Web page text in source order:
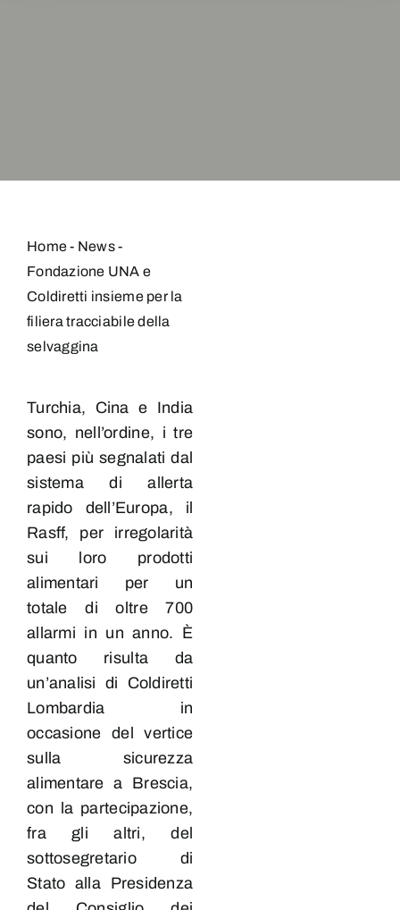
Home- News-
Fondazione UNA e
Coldiretti insieme per la
filiera tracciabile della
selvaggina
Turchia, Cina e India
sono, nell’ordine, i tre
paesi più segnalati dal
sistema di allerta
rapido dell’Europa, il
Rasff, per irregolarità
sui loro prodotti
alimentari per un
totale di oltre 700
allarmi in un anno. È
quanto risulta da
un’analisi di Coldiretti
Lombardia in
occasione del vertice
sulla sicurezza
alimentare a Brescia,
con la partecipazione,
fra gli altri, del
sottosegretario di
Stato alla Presidenza